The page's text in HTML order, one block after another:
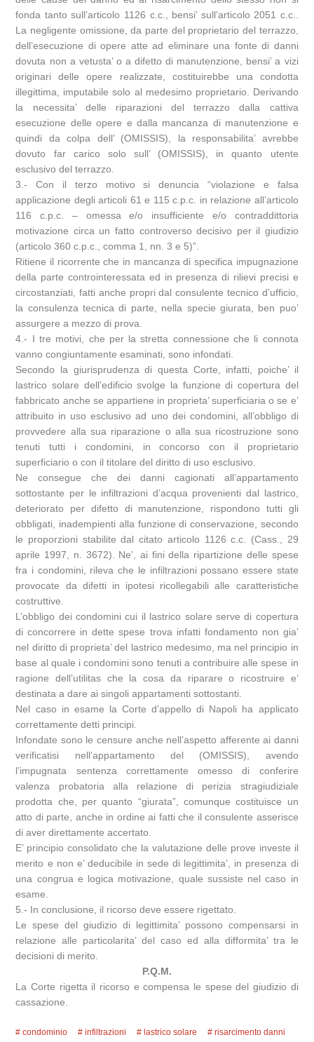
fonda tanto sull’articolo 1126 c.c., bensi’ sull’articolo 2051 c.c..
La negligente omissione, da parte del proprietario del terrazzo,
dell’esecuzione di opere atte ad eliminare una fonte di danni
dovuta non a vetusta’ o a difetto di manutenzione, bensi’ a vizi
originari delle opere realizzate, costituirebbe una condotta
illegittima, imputabile solo al medesimo proprietario. Derivando
la necessita’ delle riparazioni del terrazzo dalla cattiva
esecuzione delle opere e dalla mancanza di manutenzione e
quindi da colpa dell’ (OMISSIS), la responsabilita’ avrebbe
dovuto far carico solo sull’ (OMISSIS), in quanto utente
esclusivo del terrazzo.
3.- Con il terzo motivo si denuncia “violazione e falsa
applicazione degli articoli 61 e 115 c.p.c. in relazione all’articolo
116 c.p.c. – omessa e/o insufficiente e/o contraddittoria
motivazione circa un fatto controverso decisivo per il giudizio
(articolo 360 c.p.c., comma 1, nn. 3 e 5)”.
Ritiene il ricorrente che in mancanza di specifica impugnazione
della parte controinteressata ed in presenza di rilievi precisi e
circostanziati, fatti anche propri dal consulente tecnico d’ufficio,
la consulenza tecnica di parte, nella specie giurata, ben puo’
assurgere a mezzo di prova.
4.- I tre motivi, che per la stretta connessione che li connota
vanno congiuntamente esaminati, sono infondati.
Secondo la giurisprudenza di questa Corte, infatti, poiche’ il
lastrico solare dell’edificio svolge la funzione di copertura del
fabbricato anche se appartiene in proprieta’ superficiaria o se e’
attribuito in uso esclusivo ad uno dei condomini, all’obbligo di
provvedere alla sua riparazione o alla sua ricostruzione sono
tenuti tutti i condomini, in concorso con il proprietario
superficiario o con il titolare del diritto di uso esclusivo.
Ne consegue che dei danni cagionati all’appartamento
sottostante per le infiltrazioni d’acqua provenienti dal lastrico,
deteriorato per difetto di manutenzione, rispondono tutti gli
obbligati, inadempienti alla funzione di conservazione, secondo
le proporzioni stabilite dal citato articolo 1126 c.c. (Cass., 29
aprile 1997, n. 3672). Ne’, ai fini della ripartizione delle spese
fra i condomini, rileva che le infiltrazioni possano essere state
provocate da difetti in ipotesi ricollegabili alle caratteristiche
costruttive.
L’obbligo dei condomini cui il lastrico solare serve di copertura
di concorrere in dette spese trova infatti fondamento non gia’
nel diritto di proprieta’ del lastrico medesimo, ma nel principio in
base al quale i condomini sono tenuti a contribuire alle spese in
ragione dell’utilitas che la cosa da riparare o ricostruire e’
destinata a dare ai singoli appartamenti sottostanti.
Nel caso in esame la Corte d’appello di Napoli ha applicato
correttamente detti principi.
Infondate sono le censure anche nell’aspetto afferente ai danni
verificatisi nell’appartamento del (OMISSIS), avendo
l’impugnata sentenza correttamente omesso di conferire
valenza probatoria alla relazione di perizia stragiudiziale
prodotta che, per quanto “giurata”, comunque costituisce un
atto di parte, anche in ordine ai fatti che il consulente asserisce
di aver direttamente accertato.
E’ principio consolidato che la valutazione delle prove investe il
merito e non e’ deducibile in sede di legittimita’, in presenza di
una congrua e logica motivazione, quale sussiste nel caso in
esame.
5.- In conclusione, il ricorso deve essere rigettato.
Le spese del giudizio di legittimita’ possono compensarsi in
relazione alle particolarita’ del caso ed alla difformita’ tra le
decisioni di merito.
P.Q.M.
La Corte rigetta il ricorso e compensa le spese del giudizio di
cassazione.
condominio infiltrazioni lastrico solare
risarcimento danni